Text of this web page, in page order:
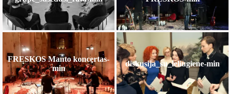
FRESKOS Manto koncertas-
min
diskusija_su_leliugiene-min